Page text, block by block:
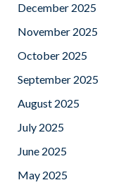
December 2025
November 2025
October 2025
September 2025
August 2025
July 2025
June 2025
May 2025